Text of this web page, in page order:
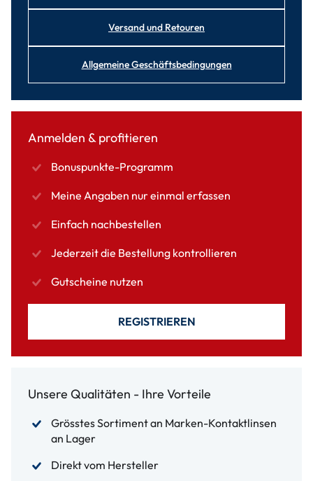
Versand und Retouren
Allgemeine Geschäftsbedingungen
Anmelden & profitieren
Bonuspunkte-Programm
Meine Angaben nur einmal erfassen
Einfach nachbestellen
Jederzeit die Bestellung kontrollieren
Gutscheine nutzen
REGISTRIEREN
Unsere Qualitäten - Ihre Vorteile
Grösstes Sortiment an Marken-Kontaktlinsen
an Lager
Direkt vom Hersteller